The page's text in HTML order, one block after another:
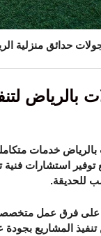
حدائق منزلية
بالرياض
خدمات
توفير استشارات
للحديقة.
على فرق عمل
المشاريع